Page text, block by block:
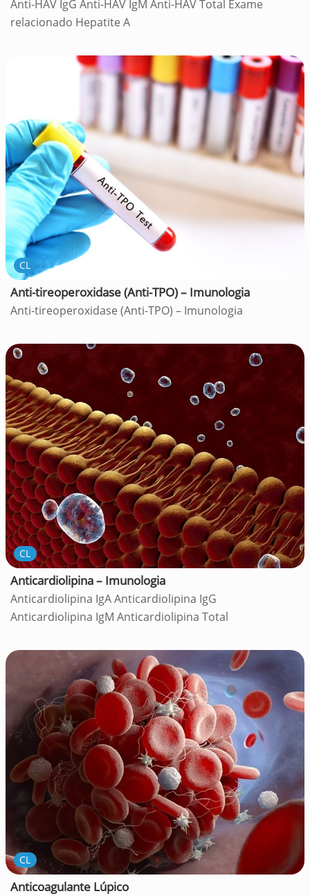
Anti-HAV IgG Anti-HAV IgM Anti-HAV Total Exame
relacionado Hepatite A
CL
Anti-tireoperoxidase (Anti-TPO) – Imunologia
Anti-tireoperoxidase (Anti-TPO) – Imunologia
CL
Anticardiolipina – Imunologia
Anticardiolipina IgA Anticardiolipina IgG
Anticardiolipina IgM Anticardiolipina Total
CL
Anticoagulante Lúpico